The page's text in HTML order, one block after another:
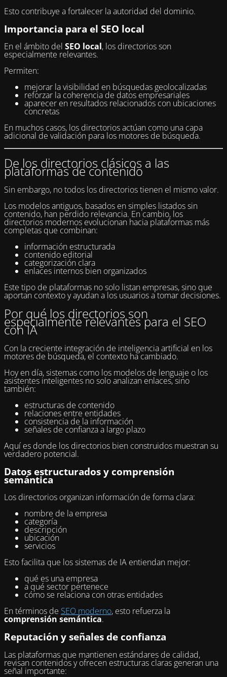
Esto contribuye a fortalecer la autoridad del dominio.
Importancia para el SEO local
En el ámbito del SEO local, los directorios son
especialmente relevantes.
Permiten:
mejorar la visibilidad en búsquedas geolocalizadas
reforzar la coherencia de datos empresariales
aparecer en resultados relacionados con ubicaciones
concretas
En muchos casos, los directorios actúan como una capa
adicional de validación para los motores de búsqueda.
De los directorios clásicos a las
plataformas de contenido
Sin embargo, no todos los directorios tienen el mismo valor.
Los modelos antiguos, basados en simples listados sin
contenido, han perdido relevancia. En cambio, los
directorios modernos evolucionan hacia plataformas más
completas que combinan:
información estructurada
contenido editorial
categorización clara
enlaces internos bien organizados
Este tipo de plataformas no solo listan empresas, sino que
aportan contexto y ayudan a los usuarios a tomar decisiones.
Por qué los directorios son
especialmente relevantes para el SEO
con IA
Con la creciente integración de inteligencia artificial en los
motores de búsqueda, el contexto ha cambiado.
Hoy en día, sistemas como los modelos de lenguaje o los
asistentes inteligentes no solo analizan enlaces, sino
también:
estructuras de contenido
relaciones entre entidades
consistencia de la información
señales de confianza a largo plazo
Aquí es donde los directorios bien construidos muestran su
verdadero potencial.
Datos estructurados y comprensión
semántica
Los directorios organizan información de forma clara:
nombre de la empresa
categoría
descripción
ubicación
servicios
Esto facilita que los sistemas de IA entiendan mejor:
qué es una empresa
a qué sector pertenece
cómo se relaciona con otras entidades
En términos de SEO moderno, esto refuerza la
comprensión semántica.
Reputación y señales de confianza
Las plataformas que mantienen estándares de calidad,
revisan contenidos y ofrecen estructuras claras generan una
señal importante: